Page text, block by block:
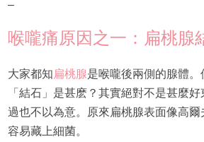
–
喉嚨痛原因之一：扁桃腺
大家都知扁桃腺是喉嚨後兩側的腺體
「結石」是甚麽？其實絕對不是甚麼
過也不以為意。原來扁桃腺表面像高
容易藏上細菌。